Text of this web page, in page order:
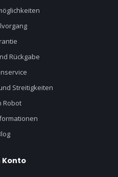
Rückgabe
Streitigkeiten
Robot
Konto